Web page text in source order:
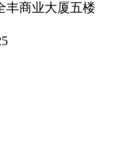
丰商业大厦五楼